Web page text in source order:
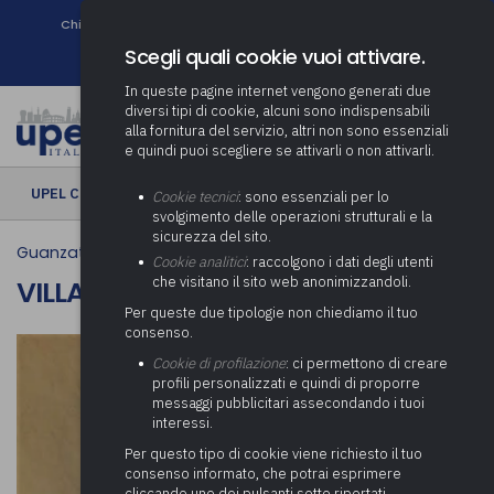
Chi siamo
Newsletter
UPEL CULTURA › Villa Cernezzi
Guanzate
VILLA CERNEZZI
Scegli quali cookie vuoi attivare.
In queste pagine internet vengono generati due
diversi tipi di cookie, alcuni sono indispensabili
alla fornitura del servizio, altri non sono essenziali
e quindi puoi scegliere se attivarli o non attivarli.
Cookie tecnici: sono essenziali per lo
svolgimento delle operazioni strutturali e la
sicurezza del sito.
Cookie analitici: raccolgono i dati degli utenti
che visitano il sito web anonimizzandoli.
Per queste due tipologie non chiediamo il tuo
consenso.
Cookie di profilazione: ci permettono di creare
profili personalizzati e quindi di proporre
messaggi pubblicitari assecondando i tuoi
interessi.
Per questo tipo di cookie viene richiesto il tuo
consenso informato, che potrai esprimere